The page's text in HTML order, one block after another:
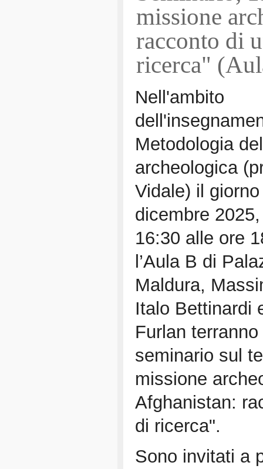
missione
racconto di
ricerca"
Nell'ambito
Metodologia
archeologica
Vidale) il
dicembre
16:30 alle ore
l’Aula B di
Maldura,
Italo Bettinardi
Furlan terranno
seminario sul
missione
Afghanistan:
di ricerca".
Sono invitati a